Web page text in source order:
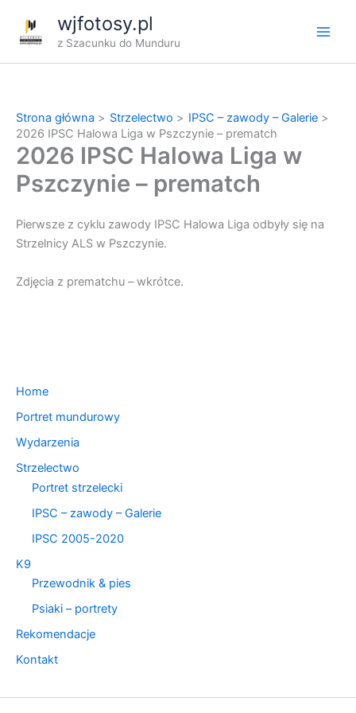
treści
wjfotosy.pl
z Szacunku do Munduru
Home
Portret mundurowy
Wydarzenia
Strzelectwo
Portret strzelecki
IPSC – zawody – Galerie
IPSC 2005-2020
K9
Przewodnik & pies
Psiaki – portrety
Rekomendacje
Kontakt
Strona główna Strzelectwo
IPSC – zawody – Galerie
2026 IPSC Halowa Liga w Pszczynie – prematch
2026 IPSC Halowa Liga w
Pszczynie – prematch
Pierwsze z cyklu zawody IPSC Halowa Liga odbyły się na
Strzelnicy ALS w Pszczynie.
Zdjęcia z prematchu – wkrótce.